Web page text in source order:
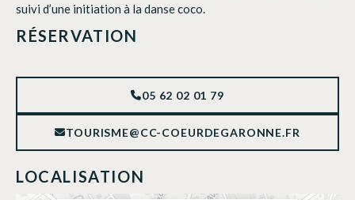
suivi d’une initiation à la danse coco.
RÉSERVATION
05 62 02 01 79
TOURISME@CC-COEURDEGARONNE.FR
LOCALISATION